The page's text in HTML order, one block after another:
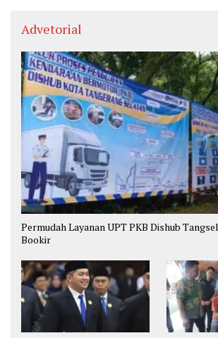
Advetorial
Permudah Layanan UPT PKB Dishub
Bookir